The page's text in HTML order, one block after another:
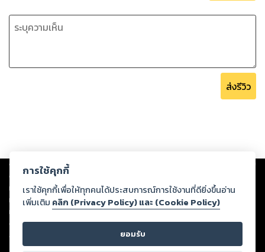
ส่งรีวิว
Copyright © 2026
ต่อผลงานหรือเนื้อหาใดที่อัปโหลดผ่านเว็บไซต์และปรากฏว่าละเมิดสิทธิใน
ทรัพย์สินทางปัญญาของบุคคลอื่นหรือขัดต่อกฎหมายและศีลธรรม ดังนั้น ผู้อ่าน
ทุกท่านโปรดใช้วิจารณญาณในการกลั่นกรองด้วยตนเอง และหากท่านพบว่าส่วน
หนึ่งส่วนใดขัดต่อกฎหมายและศีลธรรม กรุณาแจ้งมายังบริษัท เพื่อทีมงานจะได้
ดำเนินการในทันที ทั้งนี้ ทางสตอรี่ล็อกขอสงวนลิขสิทธิ์ตามพระราชบัญญัติ
ลิขสิทธิ์ พ.ศ. 2537 (ฉบับล่าสุด)
การใช้คุกกี้
เราใช้คุกกี้เพื่อให้ทุกคนได้ประสบการณ์การใช้งานที่ดียิ่งขึ้นอ่าน
เพิ่มเติม คลิก (Privacy Policy) และ (Cookie Policy)
ยอมรับ